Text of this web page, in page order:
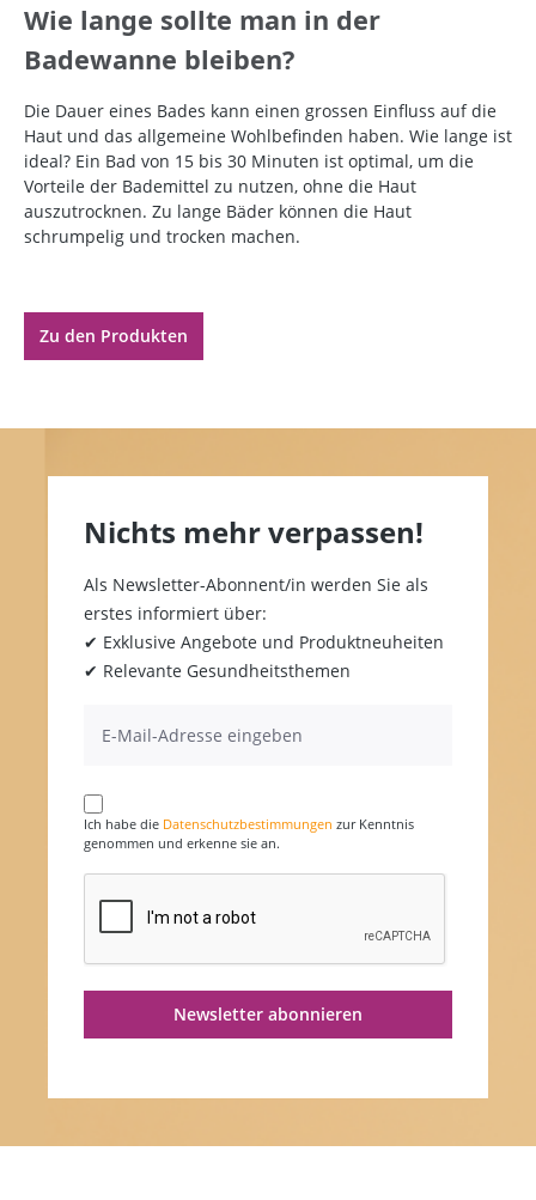
Wie lange sollte man in der
Badewanne bleiben?
Die Dauer eines Bades kann einen grossen Einfluss auf die
Haut und das allgemeine Wohlbefinden haben. Wie lange ist
ideal? Ein Bad von 15 bis 30 Minuten ist optimal, um die
Vorteile der Bademittel zu nutzen, ohne die Haut
auszutrocknen. Zu lange Bäder können die Haut
schrumpelig und trocken machen.
Zu den Produkten
Nichts mehr verpassen!
Als Newsletter-Abonnent/in werden Sie als
erstes informiert über:
✔ Exklusive Angebote und Produktneuheiten
✔ Relevante Gesundheitsthemen
Ich habe die Datenschutzbestimmungen zur Kenntnis
genommen und erkenne sie an.
Newsletter abonnieren